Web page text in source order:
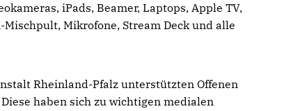
iPads, Beamer, Laptops, Apple TV,
Mikrofone, Stream Deck und alle
Rheinland-Pfalz unterstützten Offenen
haben sich zu wichtigen medialen